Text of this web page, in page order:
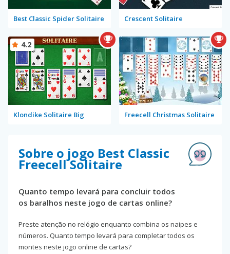
Best Classic Spider Solitaire Crescent Solitaire
Klondike Solitaire Big
4.2
Freecell Christmas Solitaire
Sobre o jogo Best Classic
Freecell Solitaire
Quanto tempo levará para concluir todos
os baralhos neste jogo de cartas online?
Preste atenção no relógio enquanto combina os naipes e
números. Quanto tempo levará para completar todos os
montes neste jogo online de cartas?